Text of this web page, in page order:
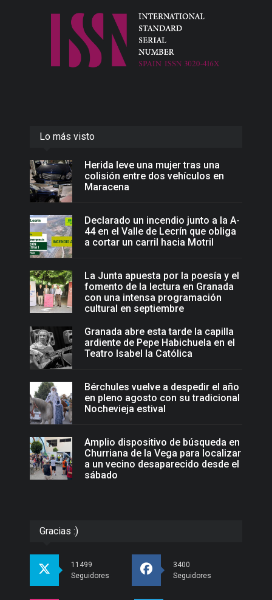
Lo más visto
Herida leve una mujer tras una
colisión entre dos vehículos en
Maracena
Declarado un incendio junto a la A-
44 en el Valle de Lecrín que obliga
a cortar un carril hacia Motril
La Junta apuesta por la poesía y el
fomento de la lectura en Granada
con una intensa programación
cultural en septiembre
Granada abre esta tarde la capilla
ardiente de Pepe Habichuela en el
Teatro Isabel la Católica
Bérchules vuelve a despedir el año
en pleno agosto con su tradicional
Nochevieja estival
Amplio dispositivo de búsqueda en
Churriana de la Vega para localizar
a un vecino desaparecido desde el
sábado
Gracias :)
11499
Seguidores
3400
Seguidores